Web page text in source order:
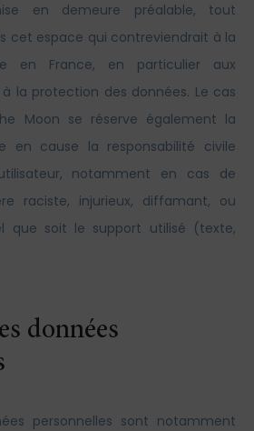
en demeure préalable, tout
cet espace qui contreviendrait à la
en France, en particulier aux
la protection des données. Le cas
Moon se réserve également la
en cause la responsabilité civile
notamment en cas de
raciste, injurieux, diffamant, ou
que soit le support utilisé (texte,
données
personnelles sont notamment